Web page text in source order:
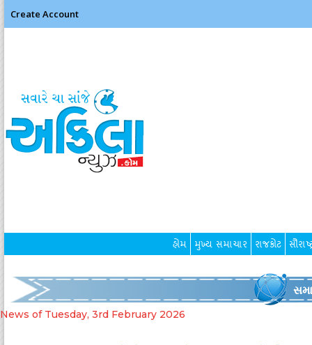
Create Account
હોમ મુખ્ય સમાચાર રાજકોટ
News of Tuesday, 3rd February 2026